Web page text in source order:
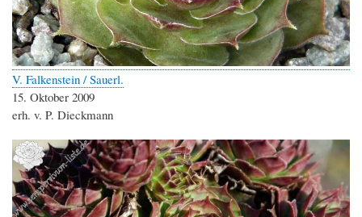
V. Falkenstein / Sauerl.
15. Oktober 2009
erh. v. P. Dieckmann